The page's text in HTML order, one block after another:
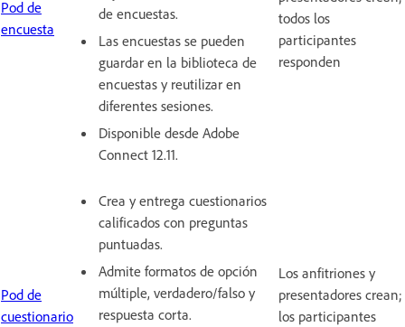
Pod de
encuesta
de encuestas.
Las encuestas se pueden
guardar en la biblioteca de
encuestas y reutilizar en
diferentes sesiones.
Disponible desde Adobe
Connect 12.11.
todos los
participantes
responden
Pod de
cuestionario
Crea y entrega cuestionarios
calificados con preguntas
puntuadas.
Admite formatos de opción
múltiple, verdadero/falso y
respuesta corta.
Los anfitriones y
presentadores crean;
los participantes